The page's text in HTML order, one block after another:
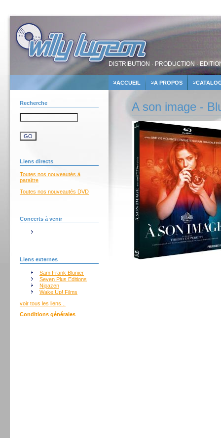
DISTRIBUTION · PRODUCTION ·
ACCUEIL A PROPOS
Recherche
Liens directs
Toutes nos nouveautés à
paraître
Toutes nos nouveautés DVD
Concerts à venir
Liens externes
Sam Frank Blunier
Seven Plus Editions
Nipazen
Wake Up! Films
voir tous les liens...
Conditions générales
A son image -